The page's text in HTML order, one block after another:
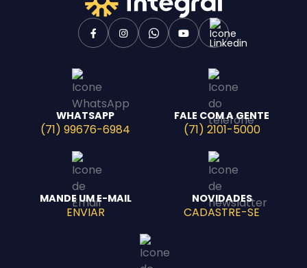
WHATSAPP
(71) 99676-6984
FALE COM A GENTE
(71) 2101-5000
MANDE UM E-MAIL
ENVIAR
NOVIDADES
CADASTRE-SE